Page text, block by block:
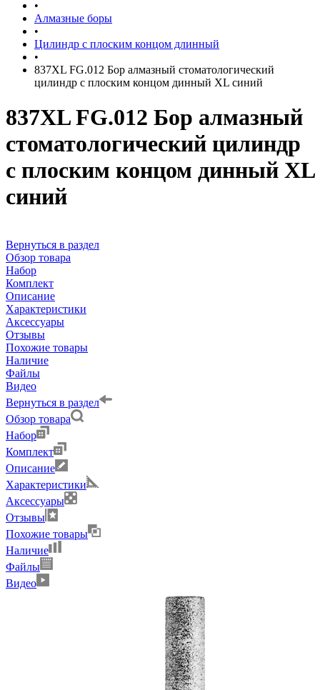
•
Алмазные боры
•
Цилиндр с плоским концом длинный
•
837XL FG.012 Бор алмазный стоматологический
цилиндр с плоским концом динный XL синий
837XL FG.012 Бор алмазный
стоматологический цилиндр
с плоским концом динный XL
синий
Вернуться в раздел
Обзор товара
Набор
Комплект
Описание
Характеристики
Аксессуары
Отзывы
Похожие товары
Наличие
Файлы
Видео
Вернуться в раздел
Обзор товара
Набор
Комплект
Описание
Характеристики
Аксессуары
Отзывы
Похожие товары
Наличие
Файлы
Видео